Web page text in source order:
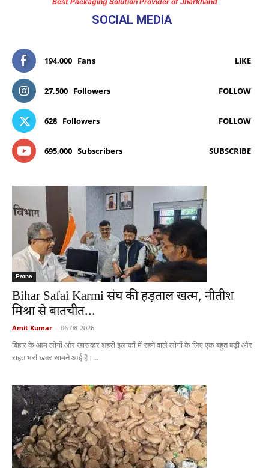
SOCIAL MEDIA
194,000 Fans LIKE
27,500 Followers FOLLOW
628 Followers FOLLOW
695,000 Subscribers SUBSCRIBE
Patna
Bihar Safai Karmi संघ की हड़ताल खत्म, नीतीश
मिश्रा से बातचीत...
Amit Kumar - 06-08-2026
बिहार के आम लोगों और खासकर शहरी इलाकों में रहने वाले लोगों के लिए एक बहुत बड़ी और
राहत भरी खबर सामने आई है।...